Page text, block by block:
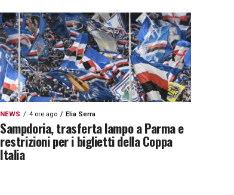
NEWS 4 ore ago Elia Serra
Sampdoria, trasferta lampo a Parma e
restrizioni per i biglietti della Coppa
Italia